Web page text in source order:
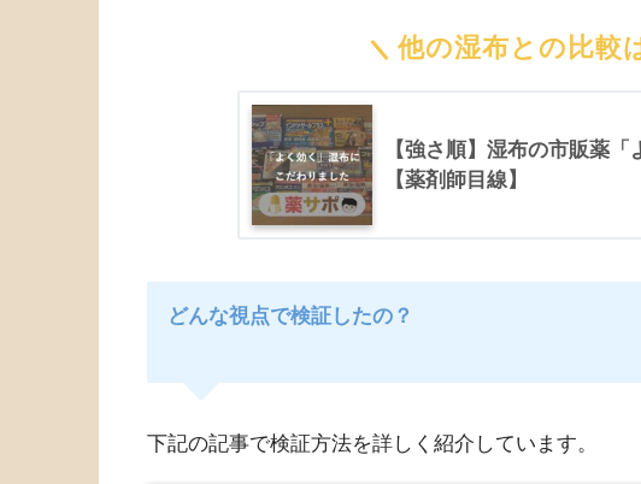
他の湿布との比較
【強さ順】湿布の市販薬
【薬剤師目線】
どんな視点で検証したの？
下記の記事で検証方法を詳しく紹介しています。